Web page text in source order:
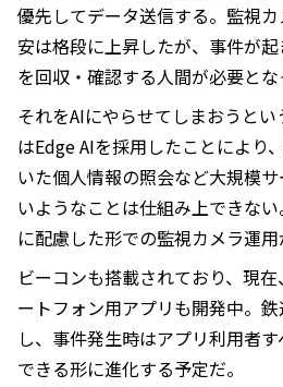
優先してデータ送信する。監視
安は格段に上昇したが、事件が
を回収・確認する人間が必要とな
それをAIにやらせてしまおうと
はEdge AIを採用したことにより
いた個人情報の照会など大規模
いようなことは仕組み上できな
に配慮した形での監視カメラ運用
ビーコンも搭載されており、現
ートフォン用アプリも開発中。
し、事件発生時はアプリ利用者
できる形に進化する予定だ。